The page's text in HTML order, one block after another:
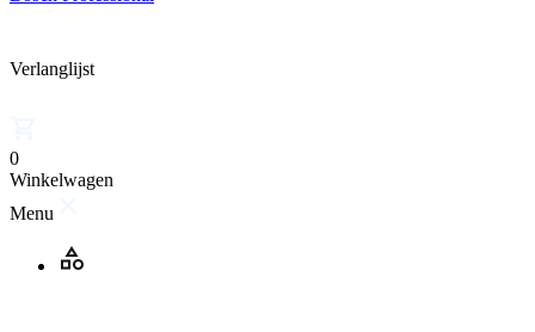
Verlanglijst
0
Winkelwagen
Menu